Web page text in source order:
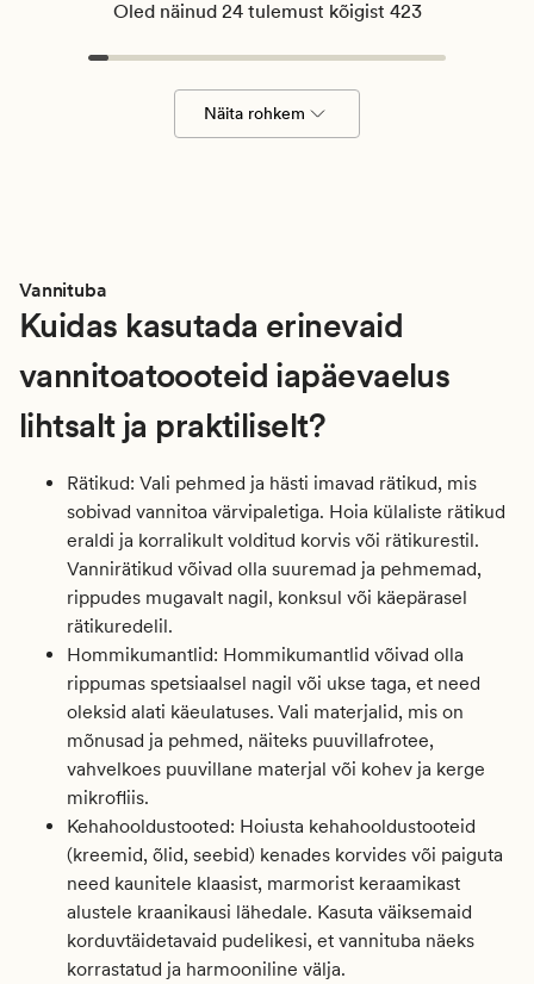
Oled näinud 24 tulemust kõigist 423
Näita rohkem
Vannituba
Kuidas kasutada erinevaid
vannitoatoooteid iapäevaelus
lihtsalt ja praktiliselt?
Rätikud: Vali pehmed ja hästi imavad rätikud, mis
sobivad vannitoa värvipaletiga. Hoia külaliste rätikud
eraldi ja korralikult volditud korvis või rätikurestil.
Vannirätikud võivad olla suuremad ja pehmemad,
rippudes mugavalt nagil, konksul või käepärasel
rätikuredelil.
Hommikumantlid: Hommikumantlid võivad olla
rippumas spetsiaalsel nagil või ukse taga, et need
oleksid alati käeulatuses. Vali materjalid, mis on
mõnusad ja pehmed, näiteks puuvillafrotee,
vahvelkoes puuvillane materjal või kohev ja kerge
mikrofliis.
Kehahooldustooted: Hoiusta kehahooldustooteid
(kreemid, õlid, seebid) kenades korvides või paiguta
need kaunitele klaasist, marmorist keraamikast
alustele kraanikausi lähedale. Kasuta väiksemaid
korduvtäidetavaid pudelikesi, et vannituba näeks
korrastatud ja harmooniline välja.